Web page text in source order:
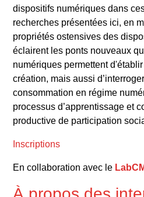
dispositifs numériques dans
recherches présentées ici, en
propriétés ostensives des
éclairent les ponts nouveaux
numériques permettent
création, mais aussi
consommation en régime
processus d’apprentissage et
productive de participation
Inscriptions
En collaboration avec le